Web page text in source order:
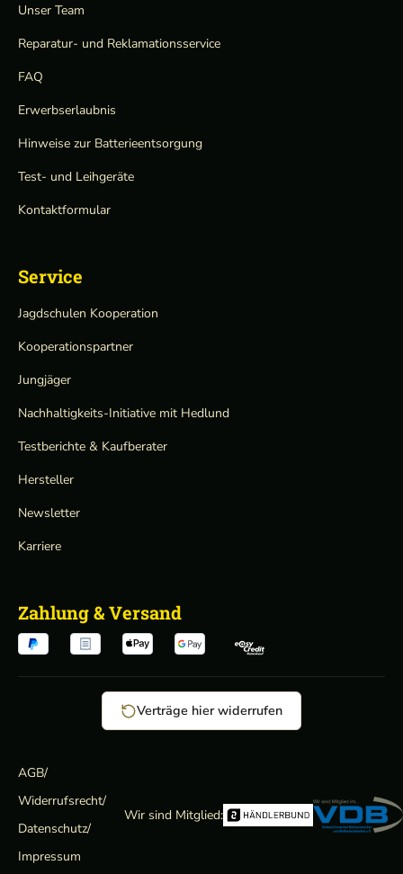
Unser Team
Reparatur- und Reklamationsservice
FAQ
Erwerbserlaubnis
Hinweise zur Batterieentsorgung
Test- und Leihgeräte
Kontaktformular
Service
Jagdschulen Kooperation
Kooperationspartner
Jungjäger
Nachhaltigkeits-Initiative mit Hedlund
Testberichte & Kaufberater
Hersteller
Newsletter
Karriere
Zahlung & Versand
Verträge hier widerrufen
AGB/
Widerrufsrecht/
Datenschutz/
Impressum
Wir sind Mitglied: